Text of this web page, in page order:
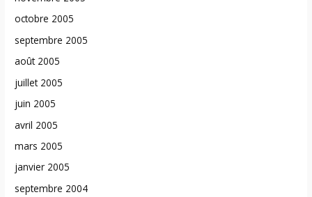
octobre 2005
septembre 2005
août 2005
juillet 2005
juin 2005
avril 2005
mars 2005
janvier 2005
septembre 2004